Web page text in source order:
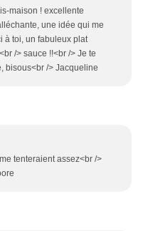
maison ! excellente
une idée qui me
à toi, un fabuleux plat
/> sauce !!<br /> Je te
bisous<br /> Jacqueline
tenteraient assez<br />